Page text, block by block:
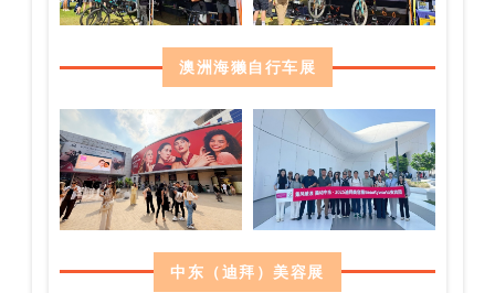
澳洲海獭自行车展
中东（迪拜）美容展